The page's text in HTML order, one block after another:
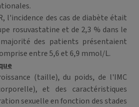
l'incidence des cas de diabète était
rosuvastatine et de 2,3 % dans le
des patients présentaient
entre 5,6 et 6,9 mmol/L.
(taille), du poids, de l'IMC
et des caractéristiques
sexuelle en fonction des stades